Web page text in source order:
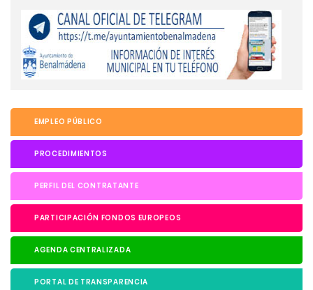
EMPLEO PÚBLICO
PROCEDIMIENTOS
PERFIL DEL CONTRATANTE
PARTICIPACIÓN FONDOS EUROPEOS
AGENDA CENTRALIZADA
PORTAL DE TRANSPARENCIA